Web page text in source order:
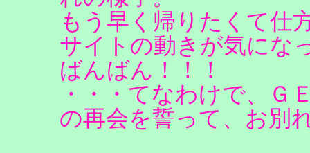
もう早く帰りたくて仕
サイトの動きが気にな
ばんばん！！！
・・・てなわけで、Ｇ
の再会を誓って、お別